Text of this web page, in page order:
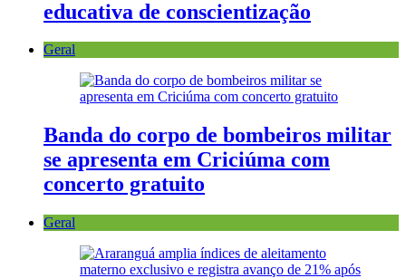
educativa de conscientização
Geral
Banda do corpo de bombeiros militar
se apresenta em Criciúma com
concerto gratuito
Geral